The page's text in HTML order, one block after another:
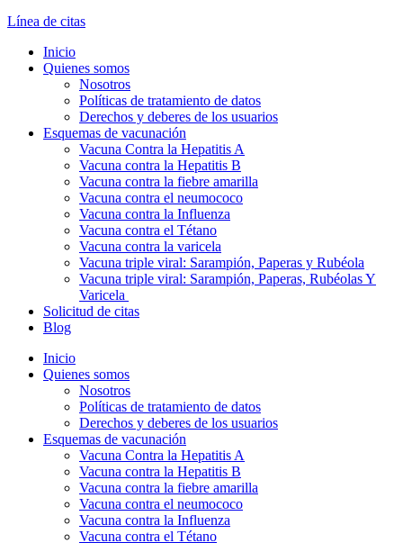
Línea de citas
Inicio
Quienes somos
Nosotros
Políticas de tratamiento de datos
Derechos y deberes de los usuarios
Esquemas de vacunación
Vacuna Contra la Hepatitis A
Vacuna contra la Hepatitis B
Vacuna contra la fiebre amarilla
Vacuna contra el neumococo
Vacuna contra la Influenza
Vacuna contra el Tétano
Vacuna contra la varicela
Vacuna triple viral: Sarampión, Paperas y Rubéola
Vacuna triple viral: Sarampión, Paperas, Rubéolas Y
Varicela
Solicitud de citas
Blog
Inicio
Quienes somos
Nosotros
Políticas de tratamiento de datos
Derechos y deberes de los usuarios
Esquemas de vacunación
Vacuna Contra la Hepatitis A
Vacuna contra la Hepatitis B
Vacuna contra la fiebre amarilla
Vacuna contra el neumococo
Vacuna contra la Influenza
Vacuna contra el Tétano